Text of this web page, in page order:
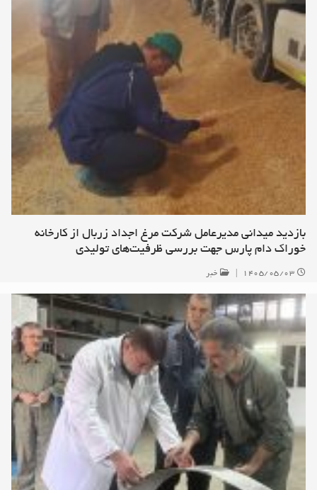
بازدید میدانی مدیرعامل شرکت مرغ اجداد زربال از کارخانه
خوراک دام پارس جهت بررسی ظرفیت‌های تولیدی
۱۴۰۵/۰۵/۰۳ خبر